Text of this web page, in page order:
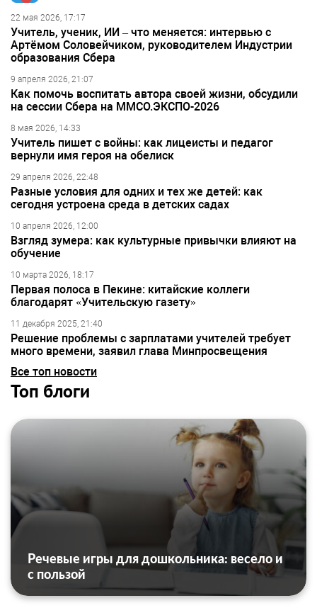
22 мая 2026, 17:17
Учитель, ученик, ИИ – что меняется: интервью с
Артёмом Соловейчиком, руководителем Индустрии
образования Сбера
9 апреля 2026, 21:07
Как помочь воспитать автора своей жизни, обсудили
на сессии Сбера на ММСО.ЭКСПО-2026
8 мая 2026, 14:33
Учитель пишет с войны: как лицеисты и педагог
вернули имя героя на обелиск
29 апреля 2026, 22:48
Разные условия для одних и тех же детей: как
сегодня устроена среда в детских садах
10 апреля 2026, 12:00
Взгляд зумера: как культурные привычки влияют на
обучение
10 марта 2026, 18:17
Первая полоса в Пекине: китайские коллеги
благодарят «Учительскую газету»
11 декабря 2025, 21:40
Решение проблемы с зарплатами учителей требует
много времени, заявил глава Минпросвещения
Все топ новости
Топ блоги
Речевые игры для дошкольника: весело и
с пользой